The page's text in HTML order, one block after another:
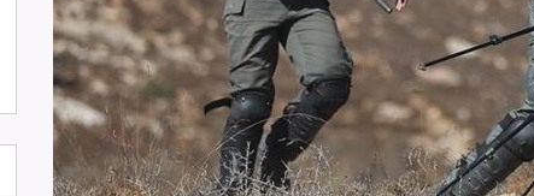
حول لبنان في مقر الامم المتحدة في
جنيف حيث القت اللجنة كلمة باسم
جمعية البراعم للعمل الاجتماعي